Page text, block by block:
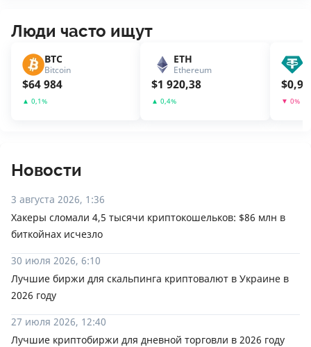
Люди часто ищут
BTC
Bitcoin
$64 984
▲ 0,1%
ETH
Ethereum
$1 920,38
▲ 0,4%
$
▼ 0%
Новости
3 августа 2026, 1:36
Хакеры сломали 4,5 тысячи криптокошельков: $86 млн в
биткойнах исчезло
30 июля 2026, 6:10
Лучшие биржи для скальпинга криптовалют в Украине в
2026 году
27 июля 2026, 12:40
Лучшие криптобиржи для дневной торговли в 2026 году